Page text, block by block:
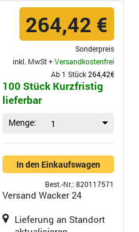
264,42 €
Sonderpreis
inkl. MwSt +Versandkostenfrei
Ab 1 Stück264,42€
100 Stück Kurzfristig
lieferbar
Menge: 1
In den Einkaufswagen
Best.-Nr.: 820117571
Versand Wacker 24
Lieferung an Standort